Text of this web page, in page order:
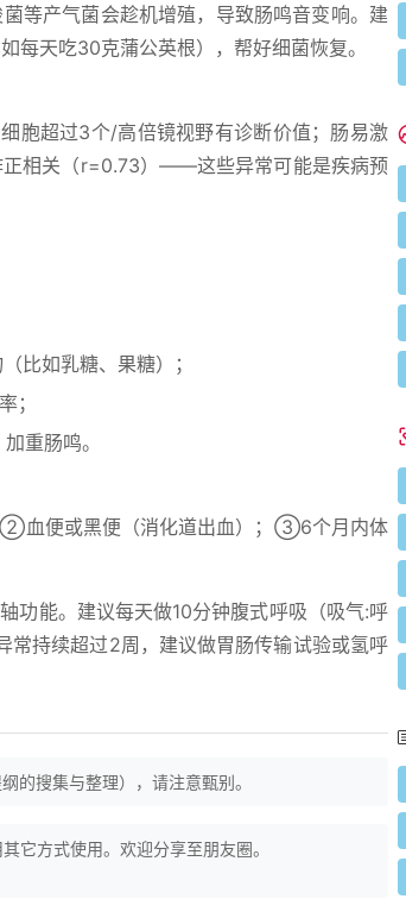
等产气菌会趁机增殖，导致肠鸣音变响。建
每天吃30克蒲公英根），帮好细菌恢复。
胞超过3个/高倍镜视野有诊断价值；肠易激
正相关（r=0.73）——这些异常可能是疾病预
比如乳糖、果糖）；
；
重肠鸣。
②血便或黑便（消化道出血）；③6个月内体
功能。建议每天做10分钟腹式呼吸（吸气:呼
常持续超过2周，建议做胃肠传输试验或氢呼
的搜集与整理），请注意甄别。
它方式使用。欢迎分享至朋友圈。